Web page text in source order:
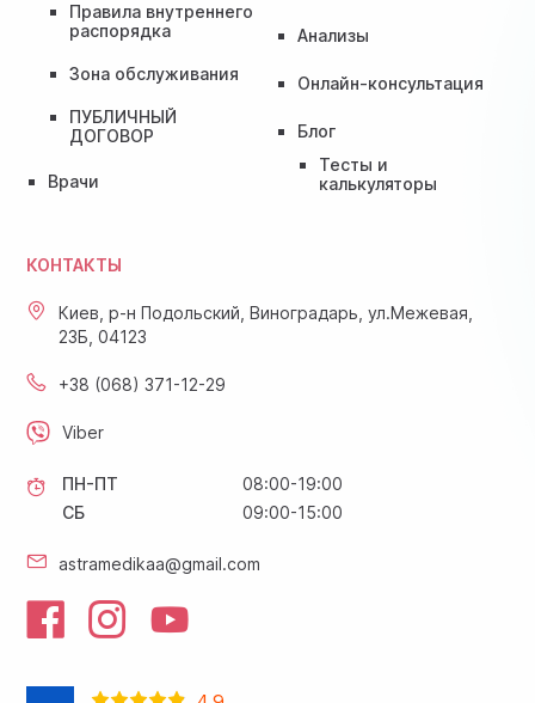
Правила внутреннего
распорядка
Зона обслуживания
ПУБЛИЧНЫЙ
ДОГОВОР
Врачи
Анализы
Онлайн-консультация
Блог
Тесты и
калькуляторы
КОНТАКТЫ
Киев, р-н Подольский, Виноградарь, ул.Межевая,
23Б, 04123
+38 (068) 371-12-29
Viber
ПН-ПТ
08:00-19:00
СБ
09:00-15:00
astramedikaa@gmail.com